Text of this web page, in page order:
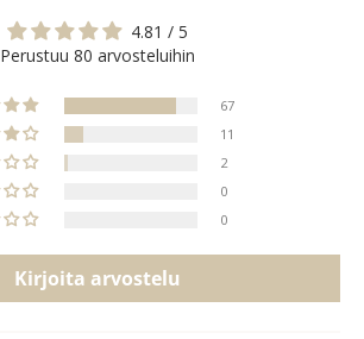
4.81 / 5
Perustuu 80 arvosteluihin
67
11
2
0
0
Kirjoita arvostelu